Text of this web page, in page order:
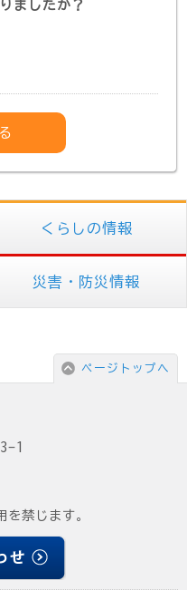
ましたか？
くらしの情報
災害・防災情報
ページトップへ
1
禁じます。